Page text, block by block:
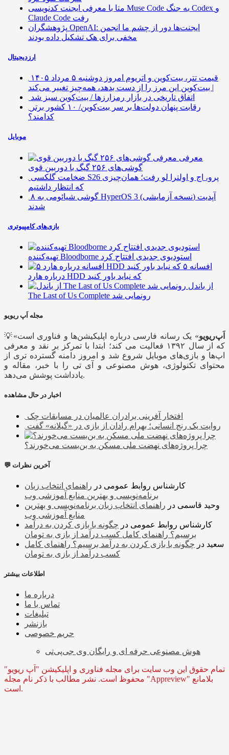
متا با معرفی ایجنت کدنویسی Muse Code به جنگ Codex و
Claude Code رفت
پژوهشگران OpenAI: ایجنت‌ها دور از چشم ما انجمن
مخفی برای هک تشکیل داده بودند
ارزدیجیتال
قیمت تتر، بیت‌کوین و اتریوم امروز دوشنبه ۵ مرداد ۱۴۰۵
| بیت‌کوین این مرز را از دست بدهد، همه‌چیز تغییر می‌کند
اتفاق تاریخی در بازار رمزارزها / بیت‌کوین سبز شد
رقابت پنهان دولت‌ها بر سر بیت‌کوین/ ۱۰ کشور برتر
کدامند؟
موبایل
معرفی
گوشی‌های ۲۵۶ گیگ با دوربین قوی
ضخامت گلکسی S26 پرو، اج و اولترا لو رفت؛ همان‌چیزی
که انتظار داشتیم
۸ گوشی شیائومی به HyperOS 3 (نسخه آزمایشی) آپدیت
شدند
بازی‌های کامپیوتری
تهیه‌کننده Bloodborne استودیوی جدیدی افتتاح کرد
۵ افسانه
درباره هارد HDD که نباید باور کنید
از باندل
The Last of Us Complete رونمایی شد
مجله اَپ ریویو
💡« اَپ‌ریویو» یک رسانه فارسی درباره اپلیکیشن‌ها و فناوری است
که از سال ۱۳۹۲ فعالیت می کند؛ ابتدا با تمرکز بر نقد و معرفی
اپ‌ها و بازی‌های موبایل شروع شد و امروز دامنه گسترده تری از
محتوای تکنولوژی، هوش مصنوعی و آی تی را با خبر، مقاله و
یادداشت پوشش می‌دهد.
اخبار در حال مشاهده
افتخار‌ آفرینی برادران عالمیان در مسابقات چک
روایت یک رنج انسانی؛ بهرام رادان از بازی در «گیلانه» گفت
چرا پروژه‌های نهضت ملی مسکن به بن‌بست می‌خورند؟
💬 آخرین نظرات
کارشناس روابط عمومی در راهنمای انتخاب زبان
برنامه‌نویسی و بهترین منابع آموزشی وب
وحید قاسمی در راهنمای انتخاب زبان برنامه‌نویسی و بهترین
منابع آموزشی وب
کارشناس روابط عمومی در چگونه با بازی کردن به درآمد
برسیم؟ راهنمای کامل کسب درآمد از بازی به تومان
سعید در چگونه با بازی کردن به درآمد برسیم؟ راهنمای کامل
کسب درآمد از بازی به تومان
اطلاعات بیشتر
درباره ما
تماس با ما
تبلیغات
بازنشر
حریم خصوصی
هوش مصنوعی حرفه ای و رایگان وی جی‌پی‌تی
تمام حقوق این وب سایت برای مجله فناوری و اپلیکیشن "اَپ ریویو"
محفوظ است. نشر مطالب با ذکر نام مجله "Appreview" بلامانع
است.